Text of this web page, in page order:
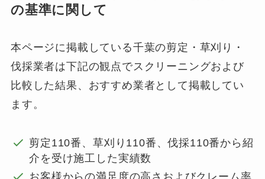
の基準に関して
本ページに掲載している千葉の剪定・草刈り・
伐採業者は下記の観点でスクリーニングおよび
比較した結果、おすすめ業者として掲載してい
ます。
剪定110番、草刈り110番、伐採110番から紹
介を受け施工した実績数
お客様からの満足度の高さおよびクレーム率